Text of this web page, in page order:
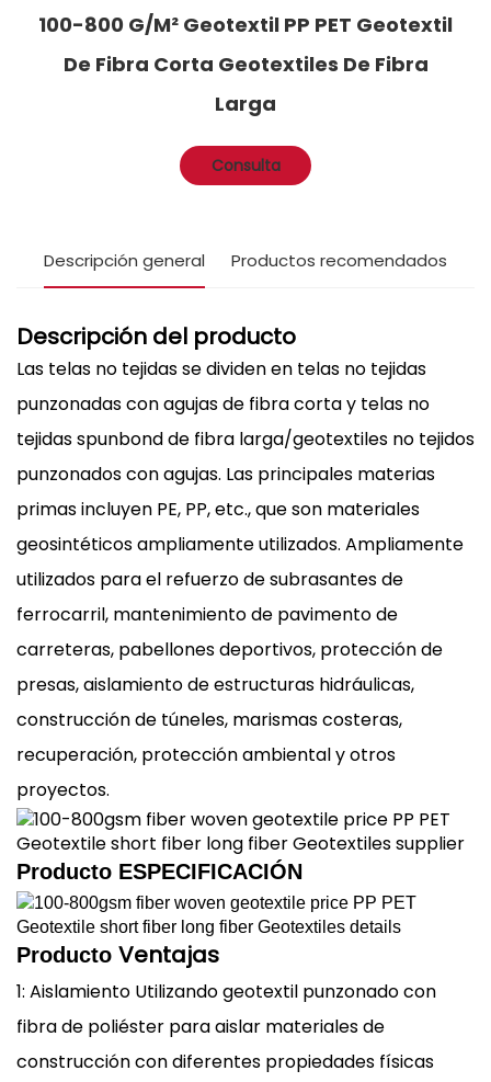
100-800 G/m² Geotextil PP PET Geotextil
De Fibra Corta Geotextiles De Fibra
Larga
Consulta
Descripción general Productos recomendados
Descripción del producto
Las telas no tejidas se dividen en telas no tejidas
punzonadas con agujas de fibra corta y telas no
tejidas spunbond de fibra larga/geotextiles no tejidos
punzonados con agujas. Las principales materias
primas incluyen PE, PP, etc., que son materiales
geosintéticos ampliamente utilizados. Ampliamente
utilizados para el refuerzo de subrasantes de
ferrocarril, mantenimiento de pavimento de
carreteras, pabellones deportivos, protección de
presas, aislamiento de estructuras hidráulicas,
construcción de túneles, marismas costeras,
recuperación, protección ambiental y otros
proyectos.
Producto ESPECIFICACIÓN
Producto Ventajas
1: Aislamiento Utilizando geotextil punzonado con
fibra de poliéster para aislar materiales de
construcción con diferentes propiedades físicas